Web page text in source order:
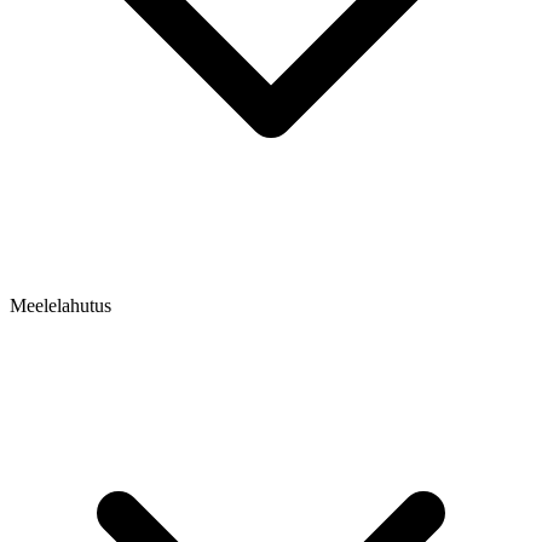
Meelelahutus